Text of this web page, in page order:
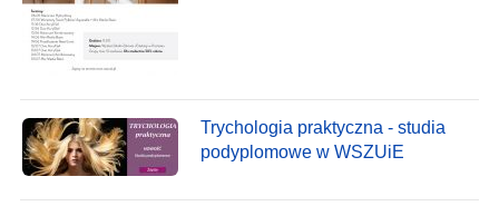
Trychologia praktyczna - studia
podyplomowe w WSZUiE